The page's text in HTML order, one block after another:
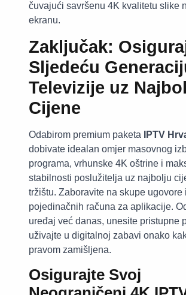
čuvajući savršenu 4K kvalitetu slike
ekranu.
Zaključak:
Sljedeću
Televizije uz
Cijene
Odabirom premium paketa
IPTV
dobivate idealan omjer masovnog
programa, vrhunske 4K oštrine i
stabilnosti poslužitelja uz najbolju
tržištu. Zaboravite na skupe ugovore
pojedinačnih računa za aplikacije.
uređaj već danas, unesite pristupne
uživajte u digitalnoj zabavi onako
pravom zamišljena.
Osigurajte Svoj